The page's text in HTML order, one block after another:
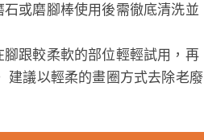
或磨腳棒使用後需徹底清洗並
跟較柔軟的部位輕輕試用，再
建議以輕柔的畫圈方式去除老廢